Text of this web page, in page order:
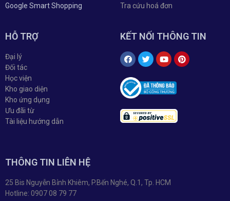
Google Smart Shopping
Tra cứu hoá đơn
HỖ TRỢ
Đại lý
Đối tác
Học viện
Kho giao diện
Kho ứng dụng
Ưu đãi từ
Tài liệu hướng dẫn
KẾT NỐI THÔNG TIN
THÔNG TIN LIÊN HỆ
25 Bis Nguyễn Bỉnh Khiêm, P.Bến Nghé, Q.1, Tp. HCM
Hotline: 0907 08 79 77